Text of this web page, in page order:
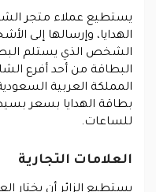
يستطيع عملاء متجر
الهدايا، وإرسالها إلى
الشخص الذي يستلم
البطاقة من أحد أفرع
المملكة العربية
بطاقة الهدايا بسعر
للساعات.
العلامات التجارية
يستطيع الزائر أن يختار